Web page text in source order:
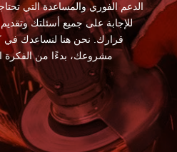
الدعم الفوري والمساعدة التي
للإجابة على جميع أسئلتك
قرارك. نحن هنا لنساعدك
مشروعك، بدءًا من الفكرة